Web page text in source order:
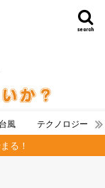
search
風 テクノロジー
る！